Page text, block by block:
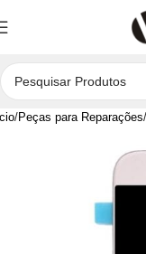
Peças para Reparações